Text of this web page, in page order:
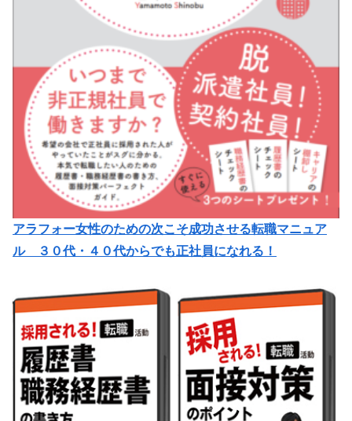
アラフォー女性のための次こそ成功させる転職マニュア
ル ３０代・４０代からでも正社員になれる！